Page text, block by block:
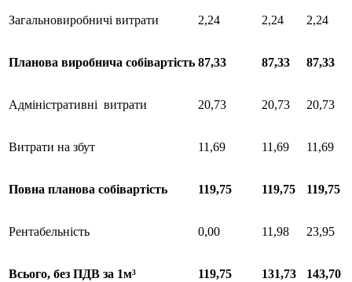
Загальновиробничі витрати 2,24 2,24 2,24
Планова виробнича собівартість 87,33 87,33 87,33
Адміністративні витрати 20,73 20,73 20,73
Витрати на збут 11,69 11,69 11,69
Повна планова собівартість 119,75 119,75 119,75
Рентабельність 0,00 11,98 23,95
Всього, без ПДВ за 1м³ 119,75 131,73 143,70